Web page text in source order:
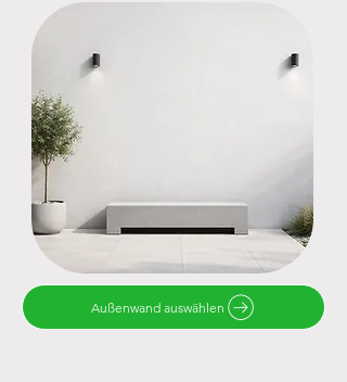
Außenwand auswählen